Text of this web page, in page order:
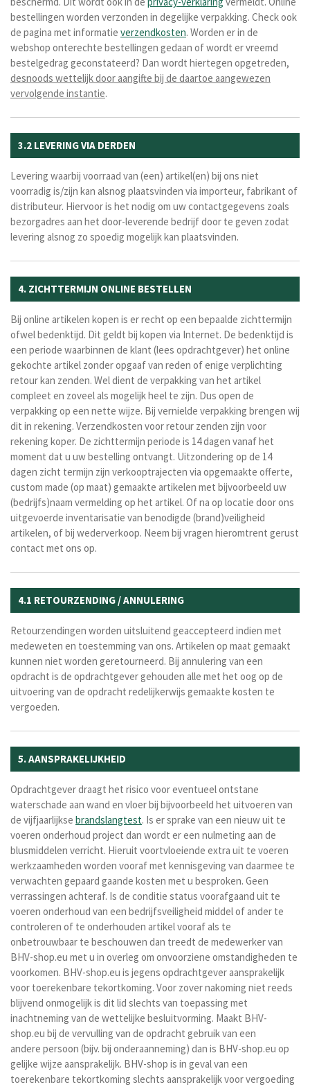
bestellingen worden verzonden in degelijke verpakking. Check ook
de pagina met informatie verzendkosten. Worden er in de
webshop onterechte bestellingen gedaan of wordt er vreemd
bestelgedrag geconstateerd? Dan wordt hiertegen opgetreden,
desnoods wettelijk door aangifte bij de daartoe aangewezen
vervolgende instantie.
3.2 LEVERING VIA DERDEN
Levering waarbij voorraad van (een) artikel(en) bij ons niet
voorradig is/zijn kan alsnog plaatsvinden via importeur, fabrikant of
distributeur. Hiervoor is het nodig om uw contactgegevens zoals
bezorgadres aan het door-leverende bedrijf door te geven zodat
levering alsnog zo spoedig mogelijk kan plaatsvinden.
4. ZICHTTERMIJN ONLINE BESTELLEN
Bij online artikelen kopen is er recht op een bepaalde zichttermijn
ofwel bedenktijd. Dit geldt bij kopen via Internet. De bedenktijd is
een periode waarbinnen de klant (lees opdrachtgever) het online
gekochte artikel zonder opgaaf van reden of enige verplichting
retour kan zenden. Wel dient de verpakking van het artikel
compleet en zoveel als mogelijk heel te zijn. Dus open de
verpakking op een nette wijze. Bij vernielde verpakking brengen wij
dit in rekening. Verzendkosten voor retour zenden zijn voor
rekening koper. De zichttermijn periode is 14 dagen vanaf het
moment dat u uw bestelling ontvangt. Uitzondering op de 14
dagen zicht termijn zijn verkooptrajecten via opgemaakte offerte,
custom made (op maat) gemaakte artikelen met bijvoorbeeld uw
(bedrijfs)naam vermelding op het artikel. Of na op locatie door ons
uitgevoerde inventarisatie van benodigde (brand)veiligheid
artikelen, of bij wederverkoop. Neem bij vragen hieromtrent gerust
contact met ons op.
4.1 RETOURZENDING / ANNULERING
Retourzendingen worden uitsluitend geaccepteerd indien met
medeweten en toestemming van ons. Artikelen op maat gemaakt
kunnen niet worden geretourneerd. Bij annulering van een
opdracht is de opdrachtgever gehouden alle met het oog op de
uitvoering van de opdracht redelijkerwijs gemaakte kosten te
vergoeden.
5. AANSPRAKELIJKHEID
Opdrachtgever draagt het risico voor eventueel ontstane
waterschade aan wand en vloer bij bijvoorbeeld het uitvoeren van
de vijfjaarlijkse brandslangtest. Is er sprake van een nieuw uit te
voeren onderhoud project dan wordt er een nulmeting aan de
blusmiddelen verricht. Hieruit voortvloeiende extra uit te voeren
werkzaamheden worden vooraf met kennisgeving van daarmee te
verwachten gepaard gaande kosten met u besproken. Geen
verrassingen achteraf. Is de conditie status voorafgaand uit te
voeren onderhoud van een bedrijfsveiligheid middel of ander te
controleren of te onderhouden artikel vooraf als te
onbetrouwbaar te beschouwen dan treedt de medewerker van
BHV-shop.eu met u in overleg om onvoorziene omstandigheden te
voorkomen. BHV-shop.eu is jegens opdrachtgever aansprakelijk
voor toerekenbare tekortkoming. Voor zover nakoming niet reeds
blijvend onmogelijk is dit lid slechts van toepassing met
inachtneming van de wettelijke besluitvorming. Maakt BHV-
shop.eu bij de vervulling van de opdracht gebruik van een
andere persoon (bijv. bij onderaanneming) dan is BHV-shop.eu op
gelijke wijze aansprakelijk. BHV-shop is in geval van een
toerekenbare tekortkoming slechts aansprakelijk voor vergoeding